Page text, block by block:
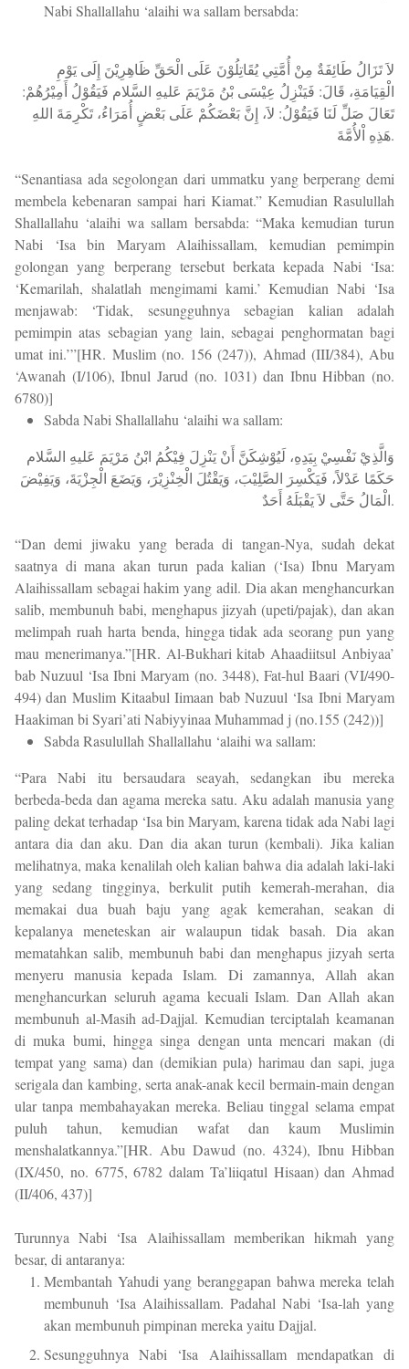
Nabi Shallallahu ‘alaihi wa sallam bersabda:
لاَ تَزَالُ طَائِفَةٌ مِنْ أُمَّتِي يُقَاتِلُوْنَ عَلَى الْحَقِّ ظَاهِرِيْنَ إِلَى يَوْمِ
الْقِيَامَةِ، قَالَ: فَيَنْزِلُ عِيْسَى بْنُ مَرْيَمَ عَليهِ السَّلام فَيَقُوْلُ أَمِيْرُهُمْ:
تَعَالَ صَلِّ لَنَا فَيَقُوْلُ: لاَ، إِنَّ بَعْضَكُمْ عَلَى بَعْضٍ أُمَرَاءُ، تَكْرِمَةَ اللهِ
هَذِهِ اْلأُمَّةَ.
“Senantiasa ada segolongan dari ummatku yang berperang demi
membela kebenaran sampai hari Kiamat.” Kemudian Rasulullah
Shallallahu ‘alaihi wa sallam bersabda: “Maka kemudian turun
Nabi ‘Isa bin Maryam Alaihissallam, kemudian pemimpin
golongan yang berperang tersebut berkata kepada Nabi ‘Isa:
‘Kemarilah, shalatlah mengimami kami.’ Kemudian Nabi ‘Isa
menjawab: ‘Tidak, sesungguhnya sebagian kalian adalah
pemimpin atas sebagian yang lain, sebagai penghormatan bagi
umat ini.’”[HR. Muslim (no. 156 (247)), Ahmad (III/384), Abu
‘Awanah (I/106), Ibnul Jarud (no. 1031) dan Ibnu Hibban (no.
6780)]
Sabda Nabi Shallallahu ‘alaihi wa sallam:
وَالَّذِيْ نَفْسِيْ بِيَدِهِ، لَيُوْشِكَنَّ أَنْ يَنْزِلَ فِيْكُمُ ابْنُ مَرْيَمَ عَليهِ السَّلام
حَكَمًا عَدْلاً، فَيَكْسِرَ الصَّلِيْبَ، وَيَقْتُلَ الْخِنْزِيْرَ، وَيَضَعَ الْجِزْيَةَ، وَيَفِيْضَ
الْمَالُ حَتَّى لاَ يَقْبَلَهُ أَحَدٌ.
“Dan demi jiwaku yang berada di tangan-Nya, sudah dekat
saatnya di mana akan turun pada kalian (‘Isa) Ibnu Maryam
Alaihissallam sebagai hakim yang adil. Dia akan menghancurkan
salib, membunuh babi, menghapus jizyah (upeti/pajak), dan akan
melimpah ruah harta benda, hingga tidak ada seorang pun yang
mau menerimanya.”[HR. Al-Bukhari kitab Ahaadiitsul Anbiyaa’
bab Nuzuul ‘Isa Ibni Maryam (no. 3448), Fat-hul Baari (VI/490-
494) dan Muslim Kitaabul Iimaan bab Nuzuul ‘Isa Ibni Maryam
Haakiman bi Syari’ati Nabiyyinaa Muhammad j (no.155 (242))]
Sabda Rasulullah Shallallahu ‘alaihi wa sallam:
“Para Nabi itu bersaudara seayah, sedangkan ibu mereka
berbeda-beda dan agama mereka satu. Aku adalah manusia yang
paling dekat terhadap ‘Isa bin Maryam, karena tidak ada Nabi lagi
antara dia dan aku. Dan dia akan turun (kembali). Jika kalian
melihatnya, maka kenalilah oleh kalian bahwa dia adalah laki-laki
yang sedang tingginya, berkulit putih kemerah-merahan, dia
memakai dua buah baju yang agak kemerahan, seakan di
kepalanya meneteskan air walaupun tidak basah. Dia akan
mematahkan salib, membunuh babi dan menghapus jizyah serta
menyeru manusia kepada Islam. Di zamannya, Allah akan
menghancurkan seluruh agama kecuali Islam. Dan Allah akan
membunuh al-Masih ad-Dajjal. Kemudian terciptalah keamanan
di muka bumi, hingga singa dengan unta mencari makan (di
tempat yang sama) dan (demikian pula) harimau dan sapi, juga
serigala dan kambing, serta anak-anak kecil bermain-main dengan
ular tanpa membahayakan mereka. Beliau tinggal selama empat
puluh tahun, kemudian wafat dan kaum Muslimin
menshalatkannya.”[HR. Abu Dawud (no. 4324), Ibnu Hibban
(IX/450, no. 6775, 6782 dalam Ta’liiqatul Hisaan) dan Ahmad
(II/406, 437)]
Turunnya Nabi ‘Isa Alaihissallam memberikan hikmah yang
besar, di antaranya:
Membantah Yahudi yang beranggapan bahwa mereka telah
membunuh ‘Isa Alaihissallam. Padahal Nabi ‘Isa-lah yang
akan membunuh pimpinan mereka yaitu Dajjal.
Sesungguhnya Nabi ‘Isa Alaihissallam mendapatkan di